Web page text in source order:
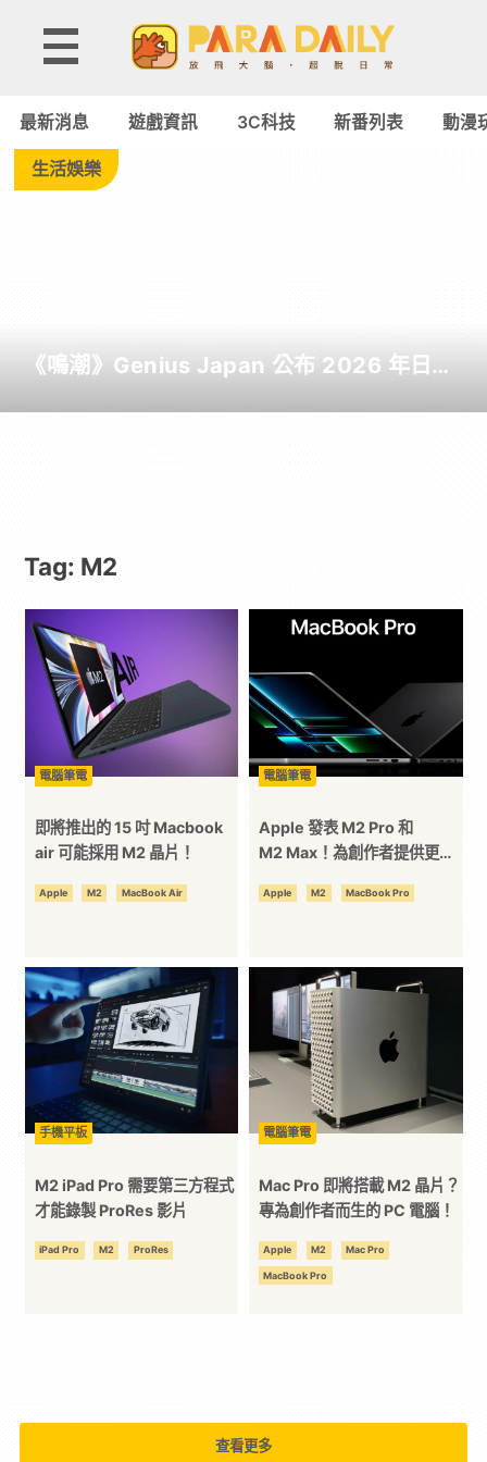
Tag:
-
遊
戲
漫
二
元
｜
3C
科
技
全
方
位
資
最新消息 遊戲資訊 3C科技 新番列表 動漫
生活娛樂
《鳴潮》Genius Japan 公布 2026 年日本
Tag: M2
電腦筆電
即將推出的 15 吋 Macbook
air 可能採用 M2 晶片！
Apple M2 MacBook Air
電腦筆電
Apple 發表 M2 Pro 和
M2 Max！為創作者提供更強
Apple M2 MacBook Pro
手機平板
M2 iPad Pro 需要第三方程式
才能錄製 ProRes 影片
iPad Pro M2 ProRes
電腦筆電
Mac Pro 即將搭載 M2 晶片？
專為創作者而生的 PC 電腦！
Apple M2 Mac Pro
MacBook Pro
查看更多